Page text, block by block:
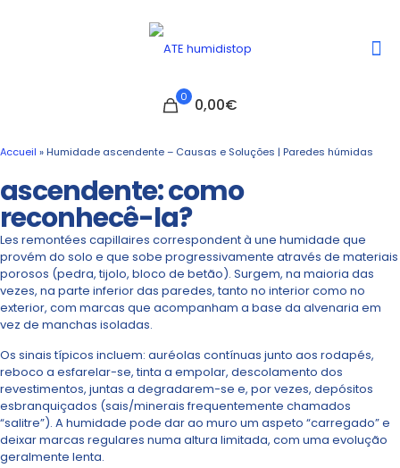
0 0,00€
Accueil »Humidade ascendente – Causas e Soluções | Paredes húmidas
ascendente: como
reconhecê-la?
Les remontées capillaires correspondent à une humidade que
provém do solo e que sobe progressivamente através de materiais
porosos (pedra, tijolo, bloco de betão). Surgem, na maioria das
vezes, na parte inferior das paredes, tanto no interior como no
exterior, com marcas que acompanham a base da alvenaria em
vez de manchas isoladas.
Os sinais típicos incluem: auréolas contínuas junto aos rodapés,
reboco a esfarelar-se, tinta a empolar, descolamento dos
revestimentos, juntas a degradarem-se e, por vezes, depósitos
esbranquiçados (sais/minerais frequentemente chamados
“salitre”). A humidade pode dar ao muro um aspeto “carregado” e
deixar marcas regulares numa altura limitada, com uma evolução
geralmente lenta.